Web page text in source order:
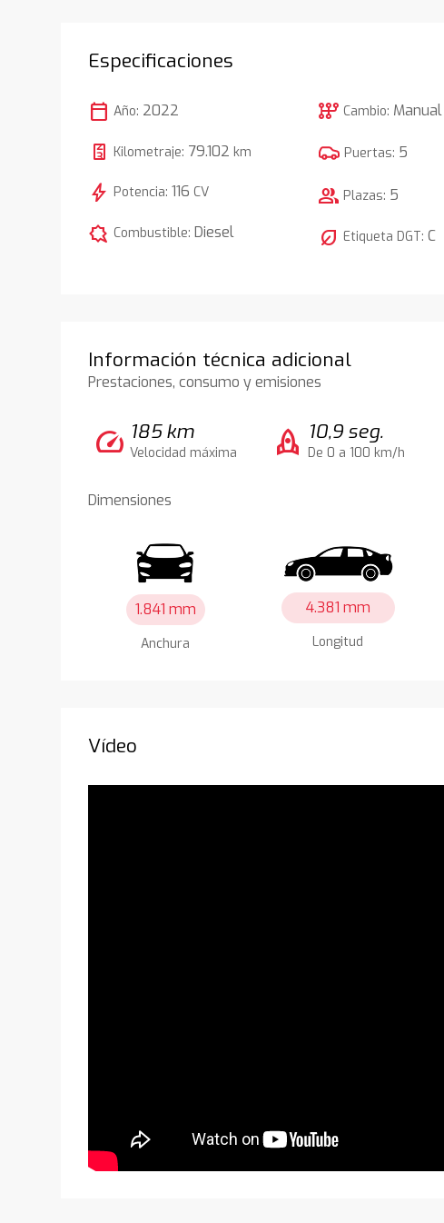
Especificaciones
calendar_today Año: 2022
Kilometraje: 79.102 km
bolt Potencia:116 CV
comic_bubble Combustible:Diesel
auto_transmission Cambio: Manual
Puertas: 5
group Plazas: 5
nest_eco_leaf Etiqueta DGT:C
Información técnica adicional
Prestaciones, consumo y emisiones
speed 185 km
Velocidad máxima rocket 10,9 seg.
De 0 a 100 km/h
Dimensiones
1.841 mm
Anchura
4.381 mm
Longitud
Vídeo